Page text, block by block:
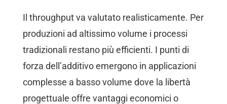
Il throughput va valutato realisticamente. Per
produzioni ad altissimo volume i processi
tradizionali restano più efficienti. I punti di
forza dell’additivo emergono in applicazioni
complesse a basso volume dove la libertà
progettuale offre vantaggi economici o